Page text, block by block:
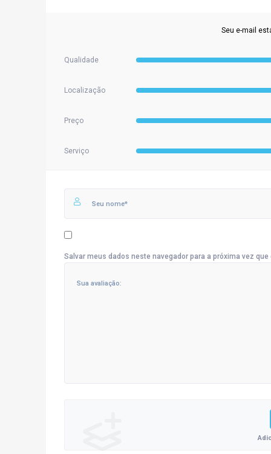
Seu e-mail
Qualidade
Localização
Preço
Serviço
Salvar meus dados neste navegador para a próxima vez que